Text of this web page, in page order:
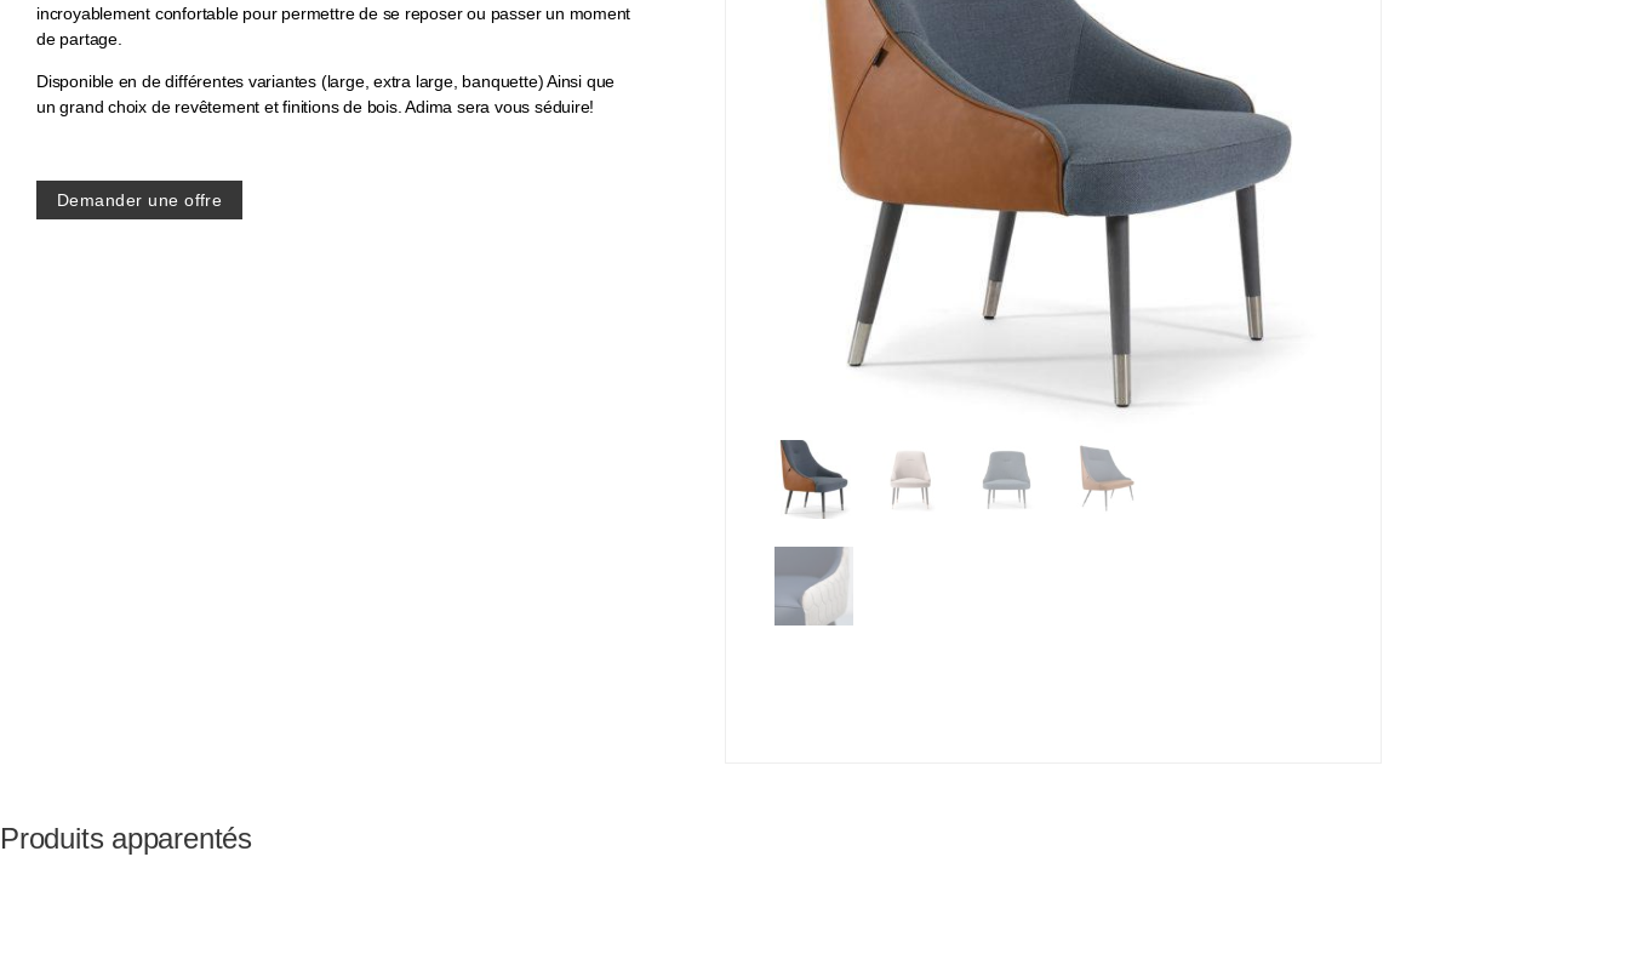
incroyablement confortable pour permettre de se reposer ou passer un moment
de partage.
Disponible en de différentes variantes (large, extra large, banquette) Ainsi que
un grand choix de revêtement et finitions de bois. Adima sera vous séduire!
Demander une offre
Produits apparentés